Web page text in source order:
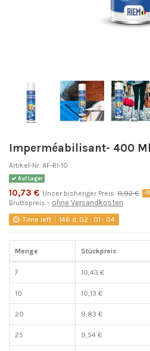
Imperméabilisant- 400 Ml
Artikel-Nr. AF-RI-10
Auf Lager
10,73 € Unser bisheriger Preis 11,92 € -
Bruttopreis ohne Versandkosten
Time left 146 d. 02 : 01 : 04
Menge Stückpreis
7 10,43 €
10 10,13 €
20 9,83 €
25 9,54 €